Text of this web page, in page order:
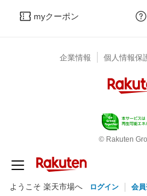
myクーポン
企業情報 個人情報保
© Rakuten
ようこそ 楽天市場へ ログイン 会